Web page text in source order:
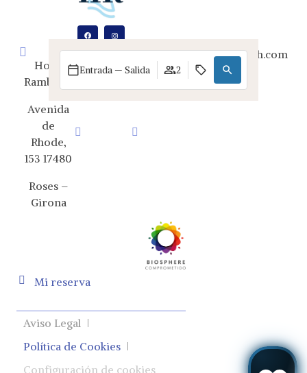
Entrada — Salida 2
Hotel
Ramblamar
Avenida
de
Rhode,
153 17480
Roses –
Girona
+34 972
25 63 54
ramblamar@hotelsrisech.com
Mi reserva
Aviso Legal
Política de Cookies
Configuración de cookies